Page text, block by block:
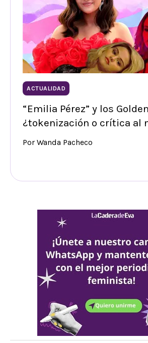
ACTUALIDAD
“Emilia Pérez” y los
¿tokenización o crítica al
Por Wanda Pacheco